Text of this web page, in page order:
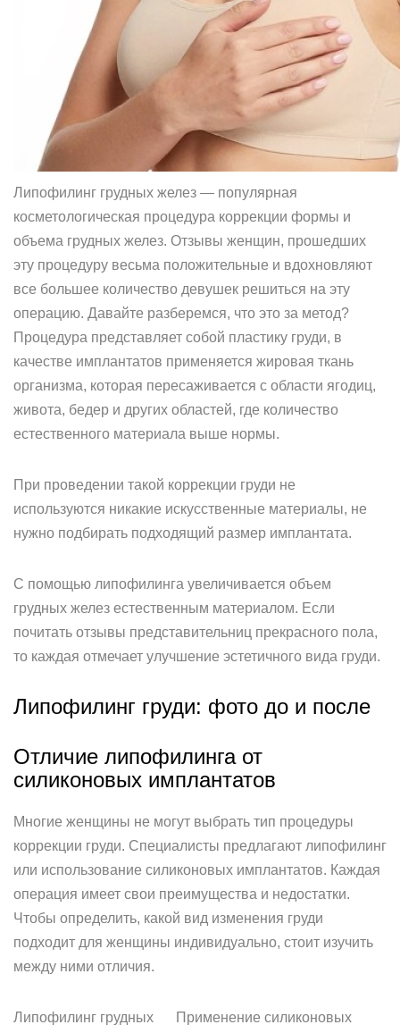
Липофилинг грудных желез — популярная
косметологическая процедура коррекции формы и
объема грудных желез. Отзывы женщин, прошедших
эту процедуру весьма положительные и вдохновляют
все большее количество девушек решиться на эту
операцию. Давайте разберемся, что это за метод?
Процедура представляет собой пластику груди, в
качестве имплантатов применяется жировая ткань
организма, которая пересаживается с области ягодиц,
живота, бедер и других областей, где количество
естественного материала выше нормы.
При проведении такой коррекции груди не
используются никакие искусственные материалы, не
нужно подбирать подходящий размер имплантата.
С помощью липофилинга увеличивается объем
грудных желез естественным материалом. Если
почитать отзывы представительниц прекрасного пола,
то каждая отмечает улучшение эстетичного вида груди.
Липофилинг груди: фото до и после
Отличие липофилинга от
силиконовых имплантатов
Многие женщины не могут выбрать тип процедуры
коррекции груди. Специалисты предлагают липофилинг
или использование силиконовых имплантатов. Каждая
операция имеет свои преимущества и недостатки.
Чтобы определить, какой вид изменения груди
подходит для женщины индивидуально, стоит изучить
между ними отличия.
Липофилинг грудных
Применение силиконовых